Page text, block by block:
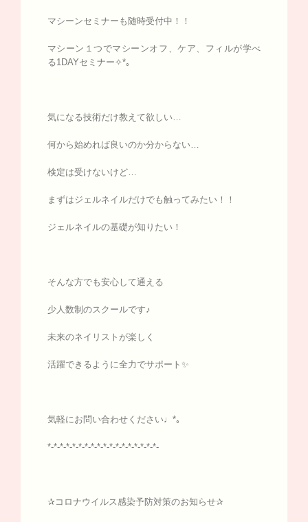
マシーンセミナーも随時受付中！！
マシーン１つでマシーンオフ、ケア、フィルが学べ
る1DAYセミナー✧*｡
気になる技術だけ教えて欲しい…
何から始めれば良いのか分からない…
検定は受けないけど…
まずはジェルネイルだけでも触ってみたい！！
ジェルネイルの基礎が知りたい！
そんな方でも安心して通える
少人数制のスクールです♪
未来のネイリストが楽しく
活躍できるように全力でサポート✨
気軽にお問い合わせください♩*｡
*-*-*-*-*-*-*-*-*-*-*-*-*-*-*-*-*-*-
✰コロナウイルス感染予防対策のお知らせ✰